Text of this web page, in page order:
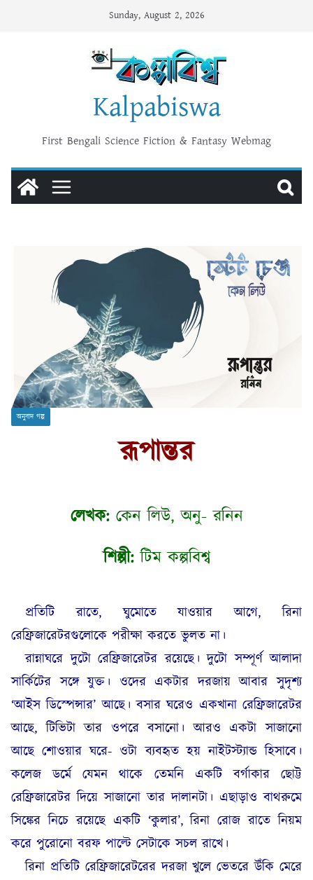
Sunday, August 2, 2026
Kalpabiswa
First Bengali Science Fiction & Fantasy Webmag
অনুবাদ গল্প
রূপান্তর
লেখক:কেন লিউ, অনু- রনিন
শিল্পী:টিম কল্পবিশ্ব
প্রতিটি রাতে, ঘুমোতে যাওয়ার আগে, রিনা
রেফ্রিজারেটরগুলোকে পরীক্ষা করতে ভুলত না।
রান্নাঘরে দুটো রেফ্রিজারেটর রয়েছে। দুটো সম্পূর্ণ আলাদা
সার্কিটের সঙ্গে যুক্ত। ওদের একটার দরজায় আবার সুদৃশ্য
‘আইস ডিস্পেন্সার’ আছে। বসার ঘরেও একখানা রেফ্রিজারেটর
আছে, টিভিটা তার ওপরে বসানো। আরও একটা সাজানো
আছে শোওয়ার ঘরে- ওটা ব্যবহৃত হয় নাইটস্ট্যান্ড হিসাবে।
কলেজ ডর্মে যেমন থাকে তেমনি একটি বর্গাকার ছোট্ট
রেফ্রিজারেটর দিয়ে সাজানো তার দালানটা। এছাড়াও বাথরুমে
সিঙ্কের নিচে রয়েছে একটি ‘কুলার’, রিনা রোজ রাতে নিয়ম
করে পুরোনো বরফ পাল্টে সেটাকে সচল রাখে।
রিনা প্রতিটি রেফ্রিজারেটরের দরজা খুলে ভেতরে উঁকি মেরে